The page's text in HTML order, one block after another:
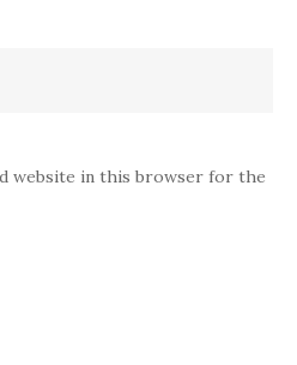
website in this browser for the